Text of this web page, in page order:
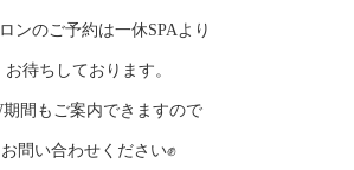
ンのご予約は一休SPAより
お待ちしております。
期間もご案内できますので
お問い合わせください✊